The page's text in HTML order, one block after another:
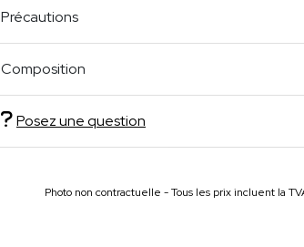
Précautions
Composition
Posez une question
Photo non contractuelle - Tous les prix incluent la